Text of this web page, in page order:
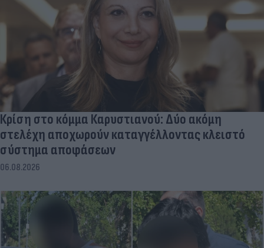
Κρίση στο κόμμα Καρυστιανού: Δύο ακόμη
στελέχη αποχωρούν καταγγέλλοντας κλειστό
σύστημα αποφάσεων
06.08.2026